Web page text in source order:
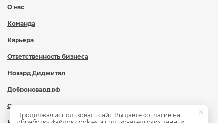
О нас
Команда
Карьера
Ответственность бизнеса
Новард Диджитал
Доброновард.рф
Статьи
Продолжая использовать сайт, Вы даете согласие на